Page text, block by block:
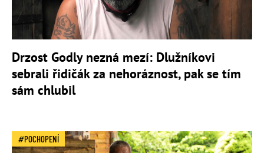
Drzost Godly nezná mezí: Dlužníkovi
sebrali řidičák za nehoráznost, pak se tím
sám chlubil
POCHOPENÍ